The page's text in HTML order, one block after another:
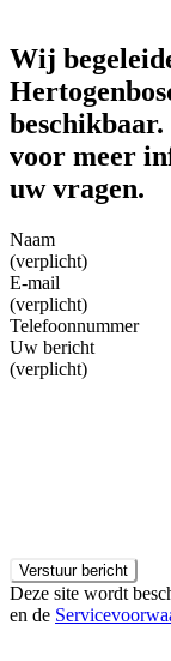
Wij
voor meer
uw vragen.
Naam
(verplicht)
E-mail
(verplicht)
Telefoonnummer
Uw bericht
(verplicht)
Verstuur bericht
Deze site wordt
en de